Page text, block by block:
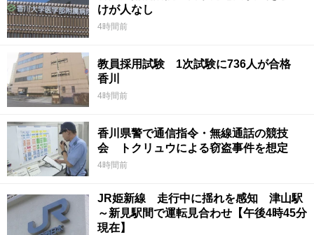
けが人なし
4時間前
教員採用試験 1次試験に736人が合格
香川
4時間前
香川県警で通信指令・無線通話の競技
会 トクリュウによる窃盗事件を想定
4時間前
JR姫新線 走行中に揺れを感知 津山駅
～新見駅間で運転見合わせ【午後4時45分
現在】